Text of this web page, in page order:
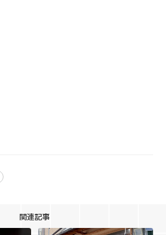
関連記事